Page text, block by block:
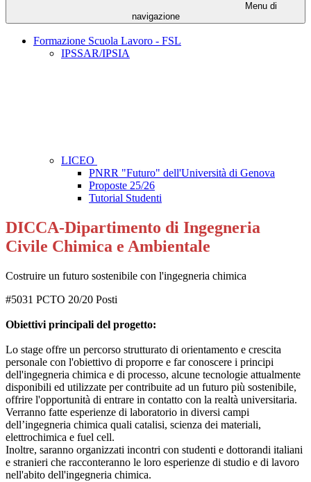
Menu di
navigazione
Formazione Scuola Lavoro - FSL
IPSSAR/IPSIA
LICEO
PNRR "Futuro" dell'Università di Genova
Proposte 25/26
Tutorial Studenti
DICCA-Dipartimento di Ingegneria
Civile Chimica e Ambientale
Costruire un futuro sostenibile con l'ingegneria chimica
#5031 PCTO 20/20 Posti
Obiettivi principali del progetto:
Lo stage offre un percorso strutturato di orientamento e crescita
personale con l'obiettivo di proporre e far conoscere i principi
dell'ingegneria chimica e di processo, alcune tecnologie attualmente
disponibili ed utilizzate per contribuite ad un futuro più sostenibile,
offrire l'opportunità di entrare in contatto con la realtà universitaria.
Verranno fatte esperienze di laboratorio in diversi campi
dell’ingegneria chimica quali catalisi, scienza dei materiali,
elettrochimica e fuel cell.
Inoltre, saranno organizzati incontri con studenti e dottorandi italiani
e stranieri che racconteranno le loro esperienze di studio e di lavoro
nell'abito dell'ingegneria chimica.